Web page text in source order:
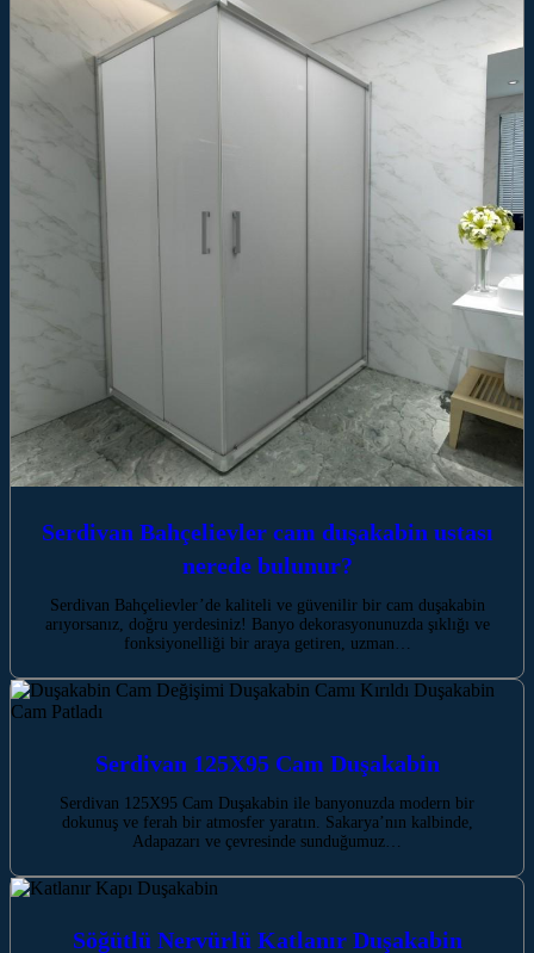
Serdivan Bahçelievler cam duşakabin ustası
nerede bulunur?
Serdivan Bahçelievler’de kaliteli ve güvenilir bir cam duşakabin
arıyorsanız, doğru yerdesiniz! Banyo dekorasyonunuzda şıklığı ve
fonksiyonelliği bir araya getiren, uzman…
Serdivan 125X95 Cam Duşakabin
Serdivan 125X95 Cam Duşakabin ile banyonuzda modern bir
dokunuş ve ferah bir atmosfer yaratın. Sakarya’nın kalbinde,
Adapazarı ve çevresinde sunduğumuz…
Söğütlü Nervürlü Katlanır Duşakabin